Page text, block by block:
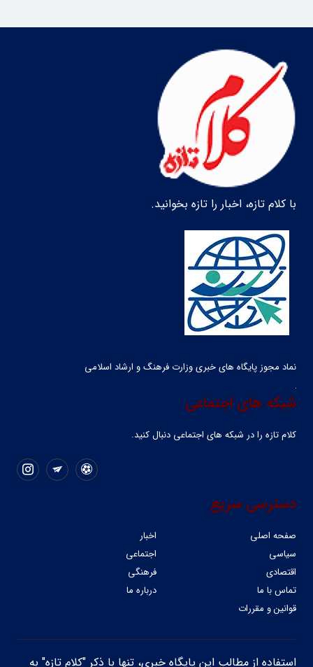
با کلام تازه، اخبار را تازه بخوانید.
نماد مجوز پایگاه های خبری وزارت فرهنگ و ارشاد اسلامی
شبکه های اجتماعی
کلام تازه را در شبکه ‌های اجتماعی دنبال کنید.
دسترسی سریع
صفحه اصلی
اخبار
سیاسی
اجتماعی
اقتصادی
فرهنگی
تماس با ما
درباره ما
قوانین و مقررات
استفاده از مطالب این پایگاه خبری، تنها با ذکر "کلام تازه" به